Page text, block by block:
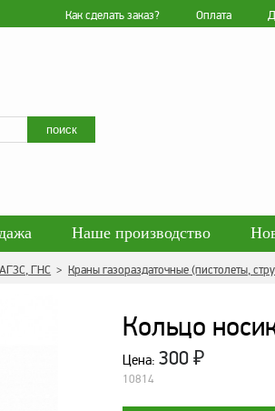
Как сделать заказ? Оплата
Искать
поиск
Наше производство
персональных данных
Блог
ГНС > Краны газораздаточные (пистолеты,
Кольцо
Цена: 300 ₽
10814